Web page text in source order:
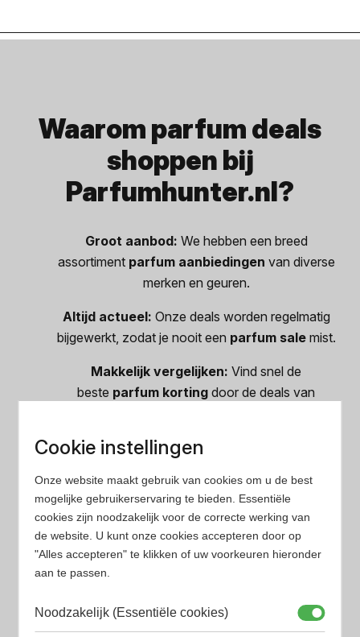
Waarom parfum deals
shoppen bij
Parfumhunter.nl?
Groot aanbod: We hebben een breed
assortiment parfum aanbiedingen van diverse
merken en geuren.
Altijd actueel: Onze deals worden regelmatig
bijgewerkt, zodat je nooit een parfum salemist.
Makkelijk vergelijken: Vind snel de
beste parfum korting door de deals van
Bespaar geld:
Geniet van je favoriete geuren
deals.
Voor dames en heren:Ontdekdames parfum
deals,heren parfum dealsenunisex parfum
dealstotDior parfum deals
en nog veel meer
Cookie instellingen
Onze website maakt gebruik van cookies om u de best
mogelijke gebruikerservaring te bieden. Essentiële
cookies zijn noodzakelijk voor de correcte werking van
de website. U kunt onze cookies accepteren door op
"Alles accepteren" te klikken of uw voorkeuren hieronder
aan te passen.
Noodzakelijk (Essentiële cookies)